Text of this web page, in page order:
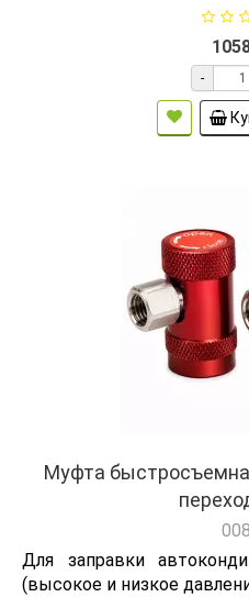
-
Муфта
Для заправки
(высокое и низкое